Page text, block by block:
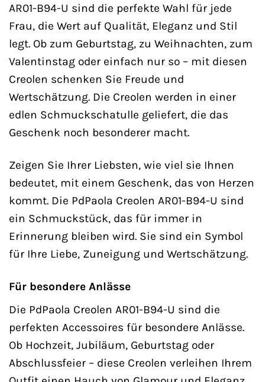
AR01-B94-U sind die perfekte Wahl für jede
Frau, die Wert auf Qualität, Eleganz und Stil
legt. Ob zum Geburtstag, zu Weihnachten, zum
Valentinstag oder einfach nur so – mit diesen
Creolen schenken Sie Freude und
Wertschätzung. Die Creolen werden in einer
edlen Schmuckschatulle geliefert, die das
Geschenk noch besonderer macht.
Zeigen Sie Ihrer Liebsten, wie viel sie Ihnen
bedeutet, mit einem Geschenk, das von Herzen
kommt. Die PdPaola Creolen AR01-B94-U sind
ein Schmuckstück, das für immer in
Erinnerung bleiben wird. Sie sind ein Symbol
für Ihre Liebe, Zuneigung und Wertschätzung.
Für besondere Anlässe
Die PdPaola Creolen AR01-B94-U sind die
perfekten Accessoires für besondere Anlässe.
Ob Hochzeit, Jubiläum, Geburtstag oder
Abschlussfeier – diese Creolen verleihen Ihrem